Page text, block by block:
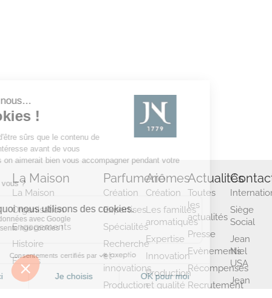
La Maison
La Maison
Organisation
Engagements
Histoire
Filiales
Parfumerie
Création
Expertises
Spécialités
Recherche
et
innovations
Production
Arômes
Création
Les familles
aromatiques
Expertise
Innovation
Production
et qualité
Actualités
Toutes
les
actualités
Presse
Evènements
Récompenses
Recrutement
Siège
Social
Jean
Niel
USA
Jean
Niel